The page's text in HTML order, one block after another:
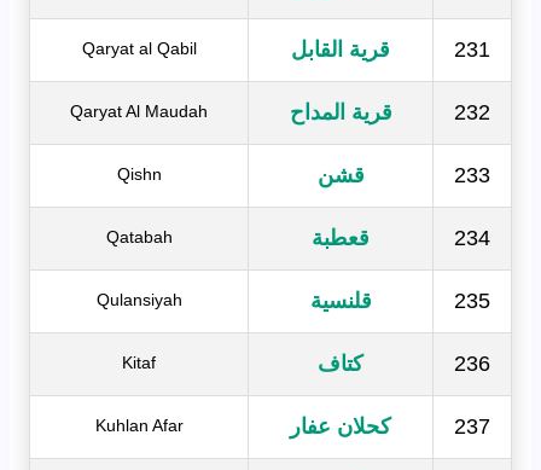
231 قرية القابل Qaryat al Qabil
232 قرية المداح Qaryat Al Maudah
233 قشن Qishn
234 قعطبة Qatabah
235 قلنسية Qulansiyah
236 كتاف Kitaf
237 كحلان عفار Kuhlan Afar